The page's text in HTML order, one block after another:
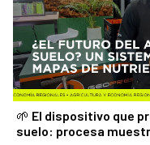
🌱 El dispositivo que
suelo: procesa